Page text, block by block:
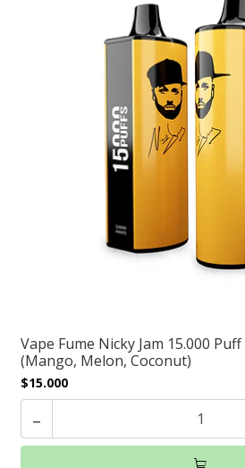
Vape Fume Nicky Jam 15.000
(Mango, Melon, Coconut)
$15.000
-